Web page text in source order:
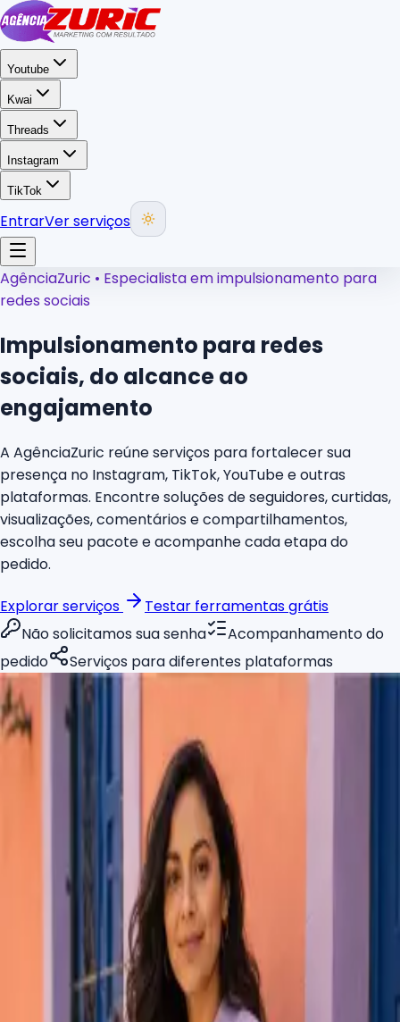
Youtube
Kwai
Threads
Instagram
TikTok
EntrarVer serviços
AgênciaZuric • Especialista em impulsionamento para
redes sociais
Impulsionamento para redes
sociais, do alcance ao
engajamento
A AgênciaZuric reúne serviços para fortalecer sua
presença no Instagram, TikTok, YouTube e outras
plataformas. Encontre soluções de seguidores, curtidas,
visualizações, comentários e compartilhamentos,
escolha seu pacote e acompanhe cada etapa do
pedido.
Explorar serviços
Testar ferramentas grátis
Não solicitamos sua senha
Acompanhamento do
pedido
Serviços para diferentes plataformas
CRESCIMENTO AGORA
publicações